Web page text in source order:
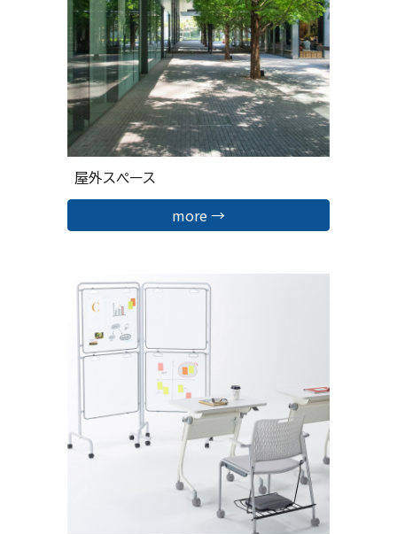
屋外スペース
more →